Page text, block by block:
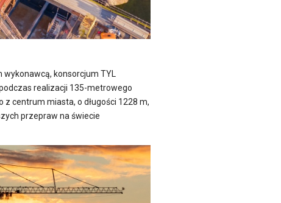
wykonawcą, konsorcjum TYL
realizacji 135-metrowego
z centrum miasta, o długości 1228 m,
przepraw na świecie